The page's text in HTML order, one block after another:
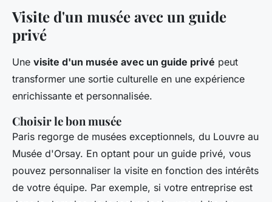
Visite d'un musée avec un guide
privé
Une visite d'un musée avec un guide privé peut
transformer une sortie culturelle en une expérience
enrichissante et personnalisée.
Choisir le bon musée
Paris regorge de musées exceptionnels, du Louvre au
Musée d'Orsay. En optant pour un guide privé, vous
pouvez personnaliser la visite en fonction des intérêts
de votre équipe. Par exemple, si votre entreprise est